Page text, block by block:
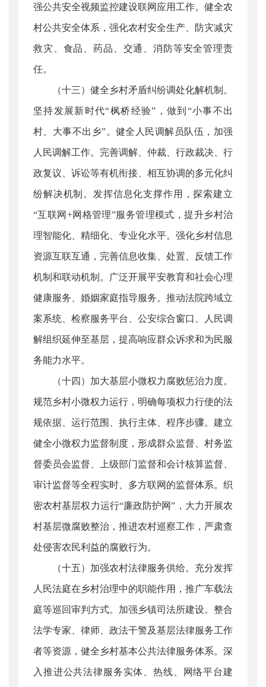
强公共安全视频监控建设联网应用工作。健全农
村公共安全体系，强化农村安全生产、防灾减灾
救灾、食品、药品、交通、消防等安全管理责
任。
（十三）健全乡村矛盾纠纷调处化解机制。
坚持发展新时代“枫桥经验”，做到“小事不出
村、大事不出乡”。健全人民调解员队伍，加强
人民调解工作。完善调解、仲裁、行政裁决、行
政复议、诉讼等有机衔接、相互协调的多元化纠
纷解决机制。发挥信息化支撑作用，探索建立
“互联网+网格管理”服务管理模式，提升乡村治
理智能化、精细化、专业化水平。强化乡村信息
资源互联互通，完善信息收集、处置、反馈工作
机制和联动机制。广泛开展平安教育和社会心理
健康服务、婚姻家庭指导服务。推动法院跨域立
案系统、检察服务平台、公安综合窗口、人民调
解组织延伸至基层，提高响应群众诉求和为民服
务能力水平。
（十四）加大基层小微权力腐败惩治力度。
规范乡村小微权力运行，明确每项权力行使的法
规依据、运行范围、执行主体、程序步骤。建立
健全小微权力监督制度，形成群众监督、村务监
督委员会监督、上级部门监督和会计核算监督、
审计监督等全程实时、多方联网的监督体系。织
密农村基层权力运行“廉政防护网”，大力开展农
村基层微腐败整治，推进农村巡察工作，严肃查
处侵害农民利益的腐败行为。
（十五）加强农村法律服务供给。充分发挥
人民法庭在乡村治理中的职能作用，推广车载法
庭等巡回审判方式。加强乡镇司法所建设。整合
法学专家、律师、政法干警及基层法律服务工作
者等资源，健全乡村基本公共法律服务体系。深
入推进公共法律服务实体、热线、网络平台建